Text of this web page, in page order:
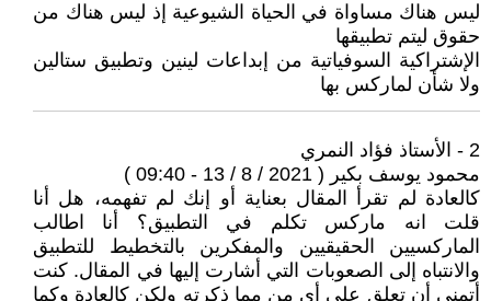
ليس هناك مساواة في الحياة الشيوعية إذ ليس هناك من
حقوق ليتم تطبيقها
الإشتراكية السوفياتية من إبداعات لينين وتطبيق ستالين
ولا شأن لماركس بها
2 - الأستاذ ‏فؤاد النمري
محمود يوسف بكير ( 2021 / 8 / 13 - 09:40 )
كالعادة لم تقرأ المقال بعناية أو إنك لم تفهمه، هل أنا
قلت انه ماركس تكلم في التطبيق؟ أنا اطالب
الماركسيين الحقيقيين والمفكرين بالتخطيط للتطبيق
والانتباه إلى الصعوبات التي أشارت إليها في المقال. كنت
أتمنى أن تعلق على أي من مما ذكرته ولكن كالعادة وكما